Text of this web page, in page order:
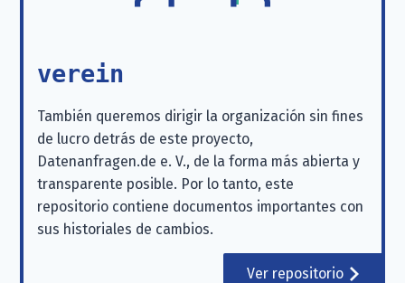
verein
También queremos dirigir la organización sin fines
de lucro detrás de este proyecto,
Datenanfragen.de e. V., de la forma más abierta y
transparente posible. Por lo tanto, este
repositorio contiene documentos importantes con
sus historiales de cambios.
Ver repositorio